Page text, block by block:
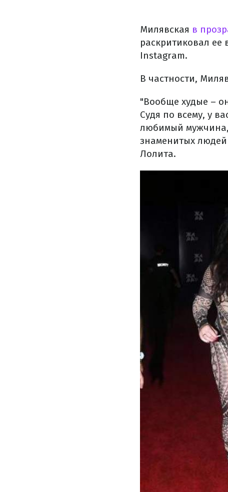
Милявская в
раскритиковал
Instagram.
В частности,
"Вообще худые –
Судя по всему, у
любимый мужчина,
знаменитых людей
Лолита.